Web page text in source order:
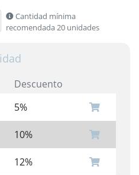
Cantidad mínima
recomendada 20 unidades
Descuento
5%
10%
12%